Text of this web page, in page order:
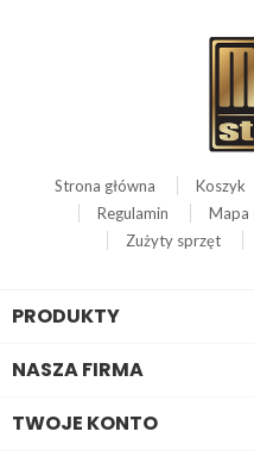
Strona główna Koszyk
Regulamin
Mapa
Zużyty sprzęt
PRODUKTY
NASZA FIRMA
TWOJE KONTO